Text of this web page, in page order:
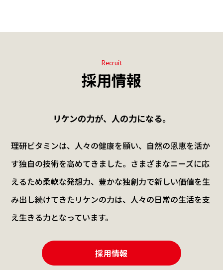
Recruit
採用情報
リケンの力が、人の力になる。
理研ビタミンは、人々の健康を願い、 自然の恩恵を活か
す独自の技術を高めてきました。 さまざまなニーズに応
えるため柔軟な発想力、豊かな独創力で新しい価値を生
み出し続けてきたリケンの力は、 人々の日常の生活を支
え生きる力となっています。
採用情報